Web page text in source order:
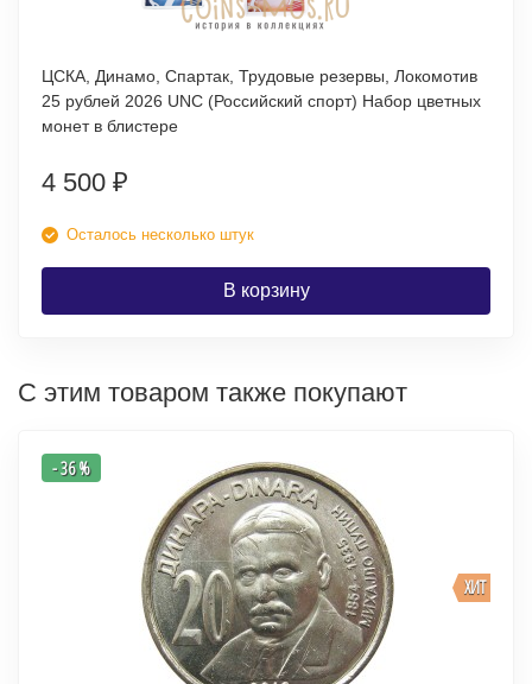
ЦСКА, Динамо, Спартак, Трудовые резервы, Локомотив
25 рублей 2026 UNC (Российский спорт) Набор цветных
монет в блистере
4 500 ₽
Осталось несколько штук
В корзину
С этим товаром также покупают
ХИТ
- 36 %